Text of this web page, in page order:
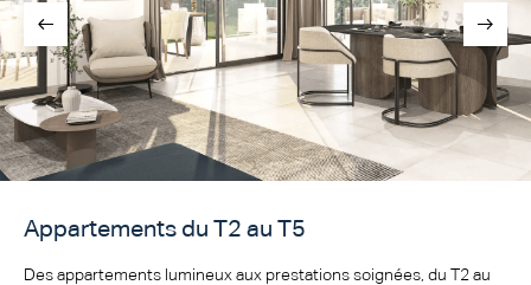
Appartements du T2 au T5
Des appartements lumineux aux prestations soignées, du T2 au